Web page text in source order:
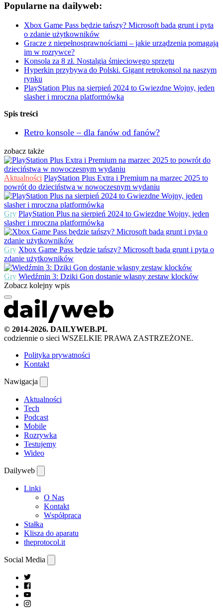
Popularne na dailyweb:
Xbox Game Pass będzie tańszy? Microsoft bada grunt i pyta
o zdanie użytkowników
Gracze z niepełnosprawnościami – jakie urządzenia pomagają
im w rozrywce?
Konsola za 8 zł. Nostalgia śmieciowego sprzętu
Hyperkin przybywa do Polski. Gigant retrokonsol na naszym
rynku
PlayStation Plus na sierpień 2024 to Gwiezdne Wojny, jeden
slasher i mroczna platformówka
Spis treści
Retro konsole – dla fanów od fanów?
zobacz także
Aktualności PlayStation Plus Extra i Premium na marzec 2025 to
powrót do dzieciństwa w nowoczesnym wydaniu
Gry PlayStation Plus na sierpień 2024 to Gwiezdne Wojny, jeden
slasher i mroczna platformówka
Gry Xbox Game Pass będzie tańszy? Microsoft bada grunt i pyta o
zdanie użytkowników
Gry Wiedźmin 3: Dziki Gon dostanie własny zestaw klocków
Zobacz kolejny wpis
© 2014-2026. DAILYWEB.PL
codziennie o sieci WSZELKIE PRAWA ZASTRZEŻONE.
Polityka prywatności
Kontakt
Nawigacja
Aktualności
Tech
Podcast
Mobile
Rozrywka
Testujemy
Wideo
Dailyweb
Linki
O Nas
Kontakt
Współpraca
Stałka
Klisza do aparatu
theprotocol.it
Social Media